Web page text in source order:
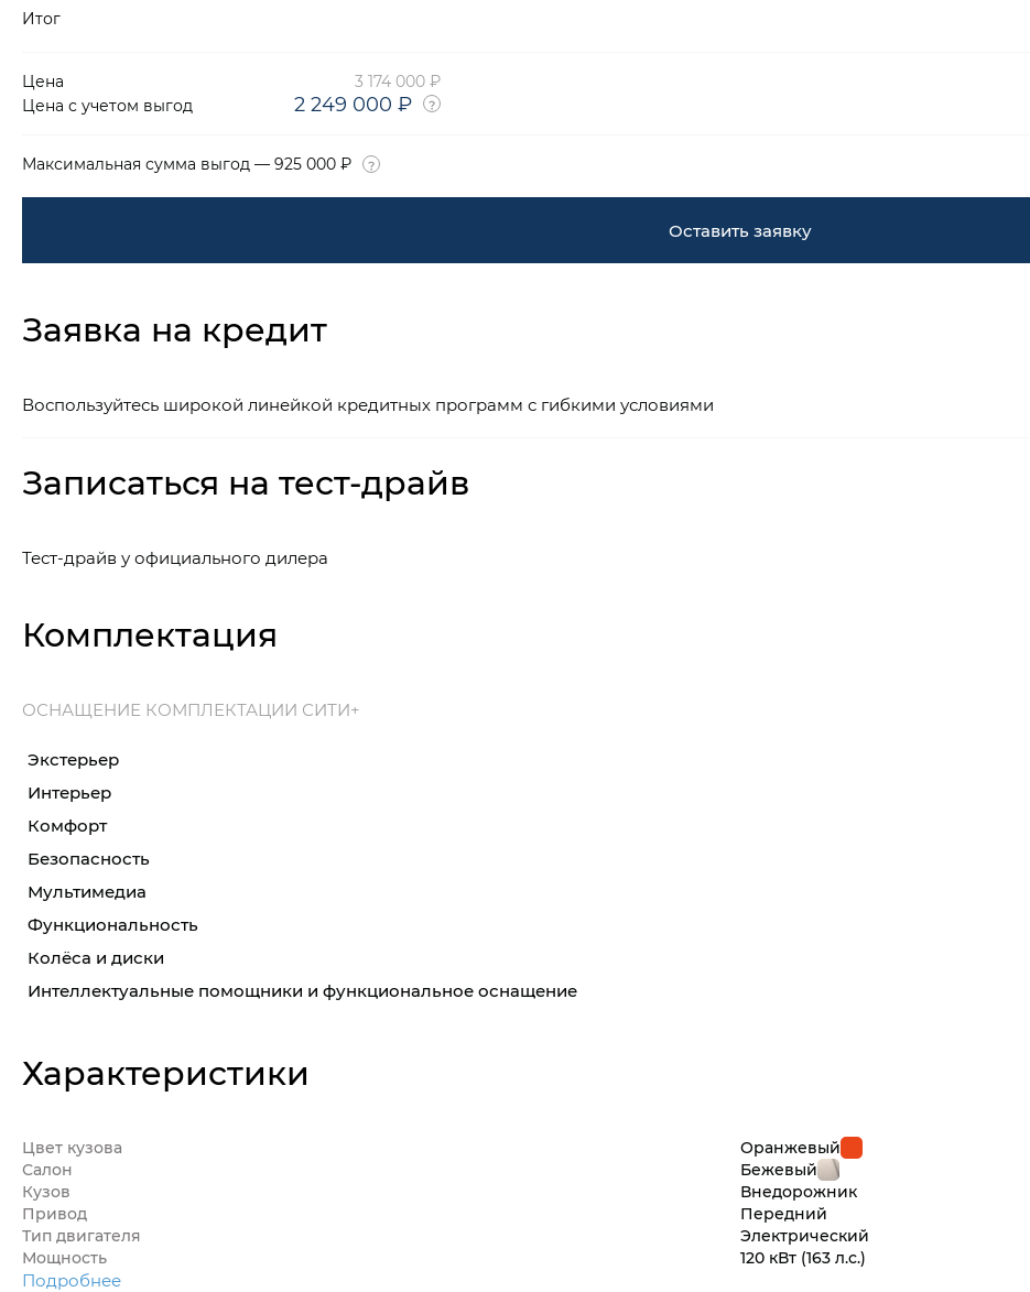
Итог
Цена
3 174 000 ₽
Цена с учетом выгод
2 249 000 ₽
Максимальная сумма выгод — 925 000 ₽
Оставить заявку
Заявка на кредит
Воспользуйтесь широкой линейкой кредитных программ с гибкими условиями
Записаться на тест-драйв
Тест-драйв у официального дилера
Комплектация
ОСНАЩЕНИЕ КОМПЛЕКТАЦИИ СИТИ+
Экстерьер
Интерьер
Комфорт
Безопасность
Мультимедиа
Функциональность
Колёса и диски
Интеллектуальные помощники и функциональное оснащение
Характеристики
Цвет кузова
Оранжевый
Салон
Бежевый
Кузов
Внедорож­ник
Привод
Передний
Тип двигателя
Электрический
Мощность
120 кВт (163 л.с.)
Подробнее